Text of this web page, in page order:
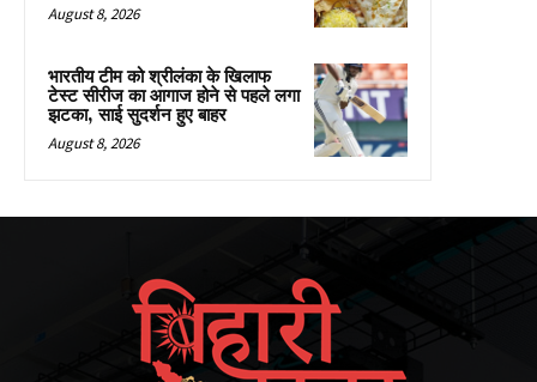
August 8, 2026
भारतीय टीम को श्रीलंका के खिलाफ
टेस्ट सीरीज का आगाज होने से पहले लगा
झटका, साई सुदर्शन हुए बाहर
August 8, 2026